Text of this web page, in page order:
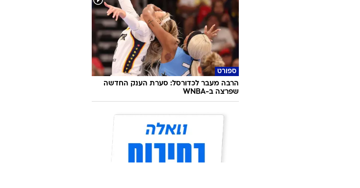
ספורט
הרבה מעבר לכדורסל: סערת הענק החדשה
שפרצה ב-WNBA